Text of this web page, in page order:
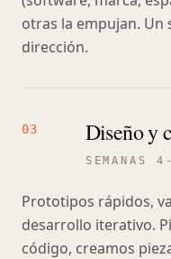
otras la empujan. Un
dirección.
03 Diseño y
SEMANAS
Prototipos rápidos,
desarrollo iterativo.
código, creamos